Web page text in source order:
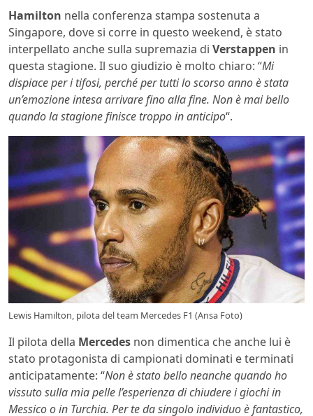
Hamilton nella conferenza stampa sostenuta a
Singapore, dove si corre in questo weekend, è stato
interpellato anche sulla supremazia di Verstappen in
questa stagione. Il suo giudizio è molto chiaro: “Mi
dispiace per i tifosi, perché per tutti lo scorso anno è stata
un’emozione intesa arrivare fino alla fine. Non è mai bello
quando la stagione finisce troppo in anticipo“.
Lewis Hamilton, pilota del team Mercedes F1 (Ansa Foto)
Il pilota della Mercedes non dimentica che anche lui è
stato protagonista di campionati dominati e terminati
anticipatamente: “Non è stato bello neanche quando ho
vissuto sulla mia pelle l’esperienza di chiudere i giochi in
Messico o in Turchia. Per te da singolo individuo è fantastico,